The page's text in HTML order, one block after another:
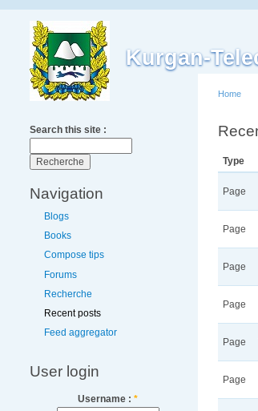
Kurgan-
Search this site :
Navigation
Blogs
Books
Compose tips
Forums
Recherche
Recent posts
Feed aggregator
User login
Username : *
Home
Type
Page
Page
Page
Page
Page
Page